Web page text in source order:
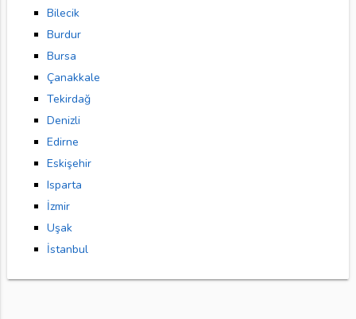
Bilecik
Burdur
Bursa
Çanakkale
Tekirdağ
Denizli
Edirne
Eskişehir
Isparta
İzmir
Uşak
İstanbul